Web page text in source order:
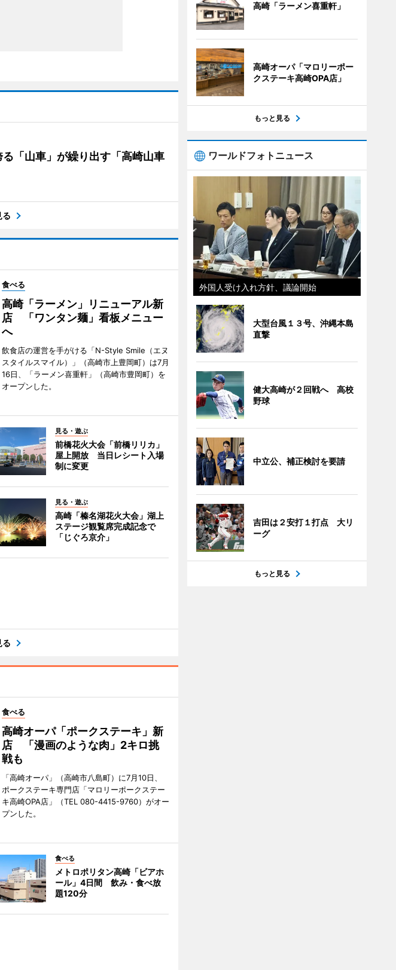
「山車」が繰り出す「高崎山車
る
食べる
高崎「ラーメン」リニューアル新
店 「ワンタン麺」看板メニュー
へ
飲食店の運営を手がける「N-Style Smile（エヌ
スタイルスマイル）」（高崎市上豊岡町）は7月
16日、「ラーメン喜重軒」（高崎市豊岡町）を
オープンした。
見る・遊ぶ
前橋花火大会「前橋リリカ」
屋上開放 当日レシート入場
制に変更
見る・遊ぶ
高崎「榛名湖花火大会」湖上
ステージ観覧席完成記念で
「じぐろ京介」
る
食べる
高崎オーパ「ポークステーキ」新
店 「漫画のような肉」2キロ挑
戦も
「高崎オーパ」（高崎市八島町）に7月10日、
ポークステーキ専門店「マロリーポークステー
キ高崎OPA店」（TEL 080-4415-9760）がオー
プンした。
食べる
メトロポリタン高崎「ビアホ
ール」4日間 飲み・食べ放
題120分
高崎「ラーメン喜重軒」
高崎オーパ「マロリーポー
クステーキ高崎OPA店」
もっと見る
ワールドフォトニュース
外国人受け入れ方針、議論開始
大型台風１３号、沖縄本島
直撃
健大高崎が２回戦へ 高校
野球
中立公、補正検討を要請
吉田は２安打１打点 大リ
ーグ
もっと見る